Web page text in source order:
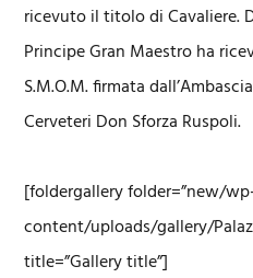
ricevuto il titolo di Cavaliere.
Principe Gran Maestro ha
S.M.O.M. firmata
Cerveteri Don Sforza Ruspoli.
[foldergallery folder=”new/
content/uploads/gallery/
title=”Gallery title”]